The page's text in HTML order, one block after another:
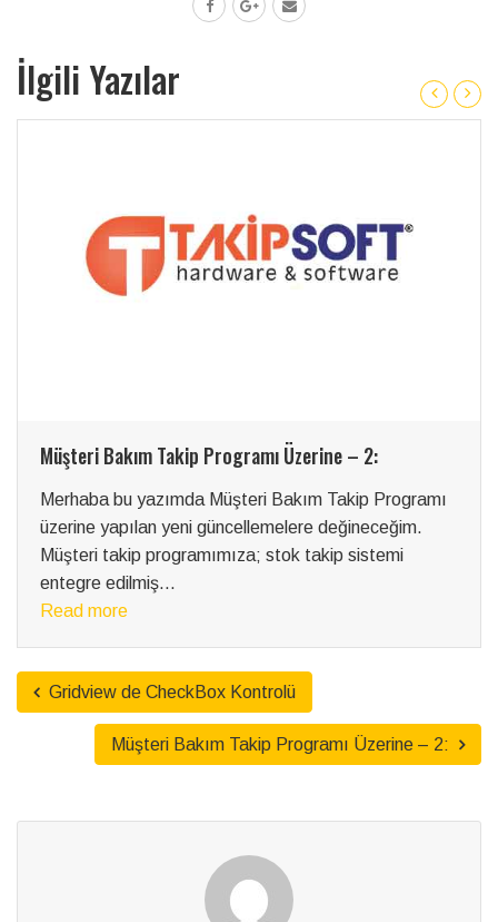
İlgili Yazılar
Üzerine – 2:
Bakım Takip Programı
değineceğim.
stok takip sistemi
Bakım Takip
Merhaba. Bu yazımda
yaptığım Müşteri
güncellenmesine
Gridview de CheckBox Kontrolü
Müşteri Bakım Takip Programı Üzerine – 2: